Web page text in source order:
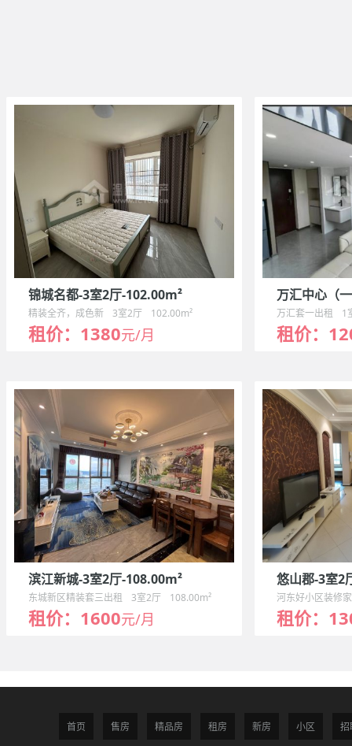
锦城名都-3室2厅-102.00m²
精装全齐，成色新 3室2厅 102.00m²
租价：1380元/月
万汇中心（
厅-40.00m²
万汇套一出租 1
租价：
滨江新城-3室2厅-108.00m²
东城新区精装套三出租 3室2厅 108.00m²
租价：1600元/月
悠山郡-3室2
河东好小区装修
租价：
首页 售房 精品房 租房 新房 小区 招